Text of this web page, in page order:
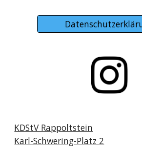
KDStV Rappoltstein
Karl-Schwering-Platz 2